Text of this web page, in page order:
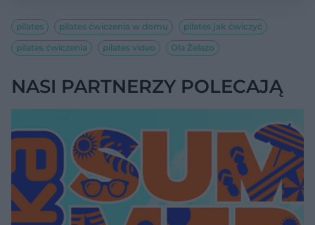
pilates pilates ćwiczenia w domu
pilates jak ćwiczyć
pilates ćwiczenia
pilates video Ola Żelazo
NASI PARTNERZY POLECAJĄ